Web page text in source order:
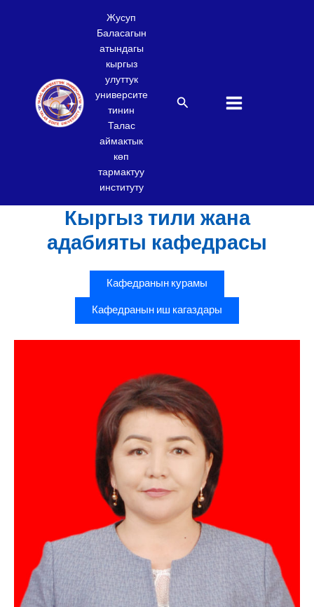
Жусуп
Баласагын
атындагы
кыргыз
улуттук
университе
тинин
Талас
аймактык
көп
тармактуу
институту
Search
Кыргыз тили жана
адабияты кафедрасы
Кафедранын курамы
Кафедранын иш кагаздары